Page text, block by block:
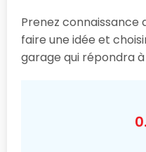
Prenez connaissance
faire une idée et
garage qui répondra